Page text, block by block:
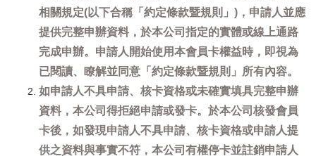
相關規定(以下合稱「約定條款暨規則」)，申請人並應
提供完整申辦資料，於本公司指定的實體或線上通路
完成申辦。申請人開始使用本會員卡權益時，即視為
已閱讀、瞭解並同意「約定條款暨規則」所有內容。
如申請人不具申請、核卡資格或未確實填具完整申辦
資料，本公司得拒絕申請或發卡。於本公司核發會員
卡後，如發現申請人不具申請、核卡資格或申請人提
供之資料與事實不符，本公司有權停卡並註銷申請人